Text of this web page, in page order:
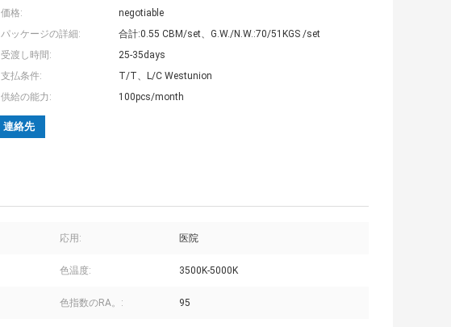
価格:
negotiable
パッケージの詳細:
合計:0.55 CBM/set、G.W./N.W.:70/51KGS /set
受渡し時間:
25-35days
支払条件:
T/T、L/C Westunion
供給の能力:
100pcs/month
連絡先
応用: 医院
色温度: 3500K-5000K
色指数のRA。: 95